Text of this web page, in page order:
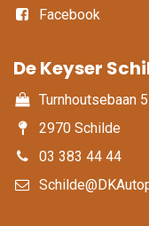
Facebook
De Keyser
Turnhoutsebaan
2970 Schilde
03 383 44 44